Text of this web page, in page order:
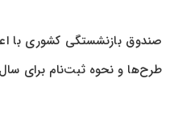
صندوق بازنشستگی کشوری با
طرح‌ها و نحوه ثبت‌نام برای سال ۱۴۰۵ را منتشر کرد. ثبت‌نام طرح دوم از دوم خرداد آغاز می‌شود.